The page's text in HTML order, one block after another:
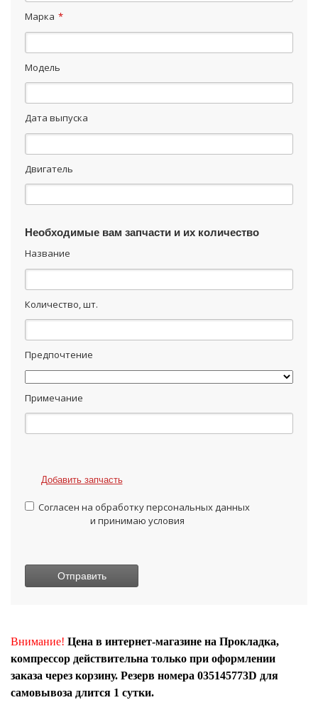
Марка *
Модель
Дата выпуска
Двигатель
Необходимые вам запчасти и их количество
Название
Количество, шт.
Предпочтение
Примечание
Добавить запчасть
Согласен на обработку персональных данных
и принимаю условия
Внимание! Цена в интернет-магазине на Прокладка,
компрессор действительна только при оформлении
заказа через корзину. Резерв номера 035145773D для
самовывоза длится 1 сутки.